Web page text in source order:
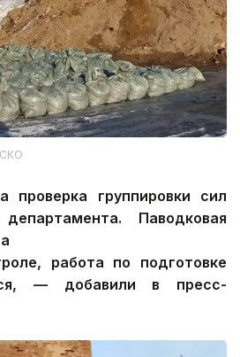
проверка группировки сил
Паводковая
работа по подготовке
— добавили в пресс-